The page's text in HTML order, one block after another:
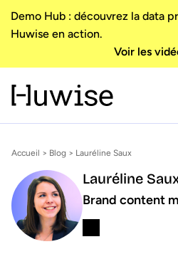
Demo Hub : découvrez la data
Huwise en action.
Voir les
Accueil > Blog > Lauréline Saux
Lauréline
Brand content